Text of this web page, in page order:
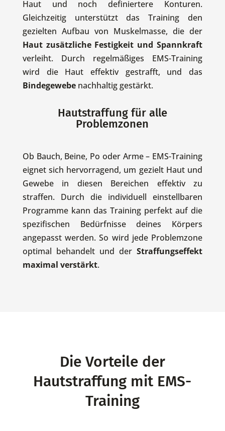
Haut und noch definiertere Konturen.
Gleichzeitig unterstützt das Training den
gezielten Aufbau von Muskelmasse, die der
Haut zusätzliche Festigkeit und Spannkraft
verleiht. Durch regelmäßiges EMS-Training
wird die Haut effektiv gestrafft, und das
Bindegewebenachhaltig gestärkt.
Hautstraffung für alle
Problemzonen
Ob Bauch, Beine, Po oder Arme – EMS-Training
eignet sich hervorragend, um gezielt Haut und
Gewebe in diesen Bereichen effektiv zu
straffen. Durch die individuell einstellbaren
Programme kann das Training perfekt auf die
spezifischen Bedürfnisse deines Körpers
angepasst werden. So wird jede Problemzone
optimal behandelt und derStraffungseffekt
maximal verstärkt.
Die Vorteile der
Hautstraffung mit EMS-
Training